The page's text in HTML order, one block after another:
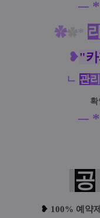
─ *
✿ *
❥"카
ㄴ 관리
확
─ *
공
❥ 100% 예약제